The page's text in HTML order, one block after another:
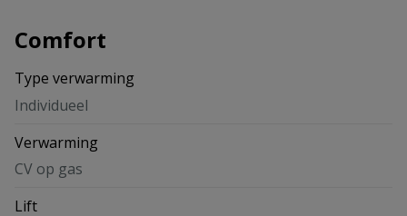
Comfort
Type verwarming
Individueel
Verwarming
CV op gas
Lift